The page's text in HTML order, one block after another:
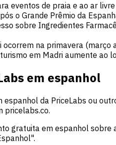
eventos de praia e ao ar
o Grande Prêmio da
sobre Ingredientes
na primavera
em Madri aumente ao
em espanhol
da PriceLabs ou
pricelabs.co.
gratuita em espanhol